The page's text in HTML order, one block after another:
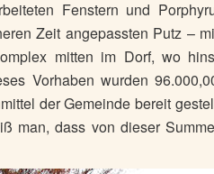
Fenstern und
Zeit angepassten Putz –
mitten im Dorf, wo
Vorhaben wurden
der Gemeinde bereit
man, dass von dieser